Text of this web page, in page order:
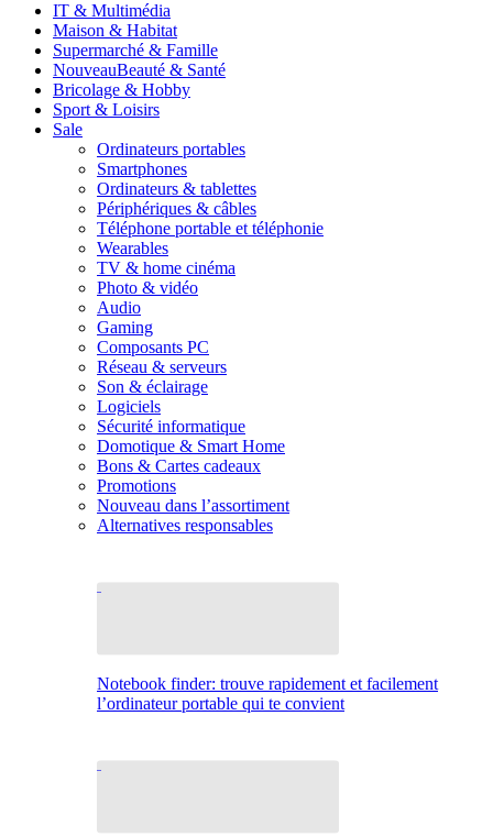
IT & Multimédia
Maison & Habitat
Supermarché & Famille
NouveauBeauté & Santé
Bricolage & Hobby
Sport & Loisirs
Sale
Ordinateurs portables
Smartphones
Ordinateurs & tablettes
Périphériques & câbles
Téléphone portable et téléphonie
Wearables
TV & home cinéma
Photo & vidéo
Audio
Gaming
Composants PC
Réseau & serveurs
Son & éclairage
Logiciels
Sécurité informatique
Domotique & Smart Home
Bons & Cartes cadeaux
Promotions
Nouveau dans l’assortiment
Alternatives responsables
Notebook finder: trouve rapidement et facilement
l’ordinateur portable qui te convient